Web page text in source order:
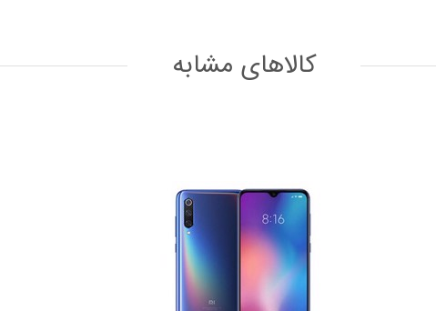
کالاهای مشابه